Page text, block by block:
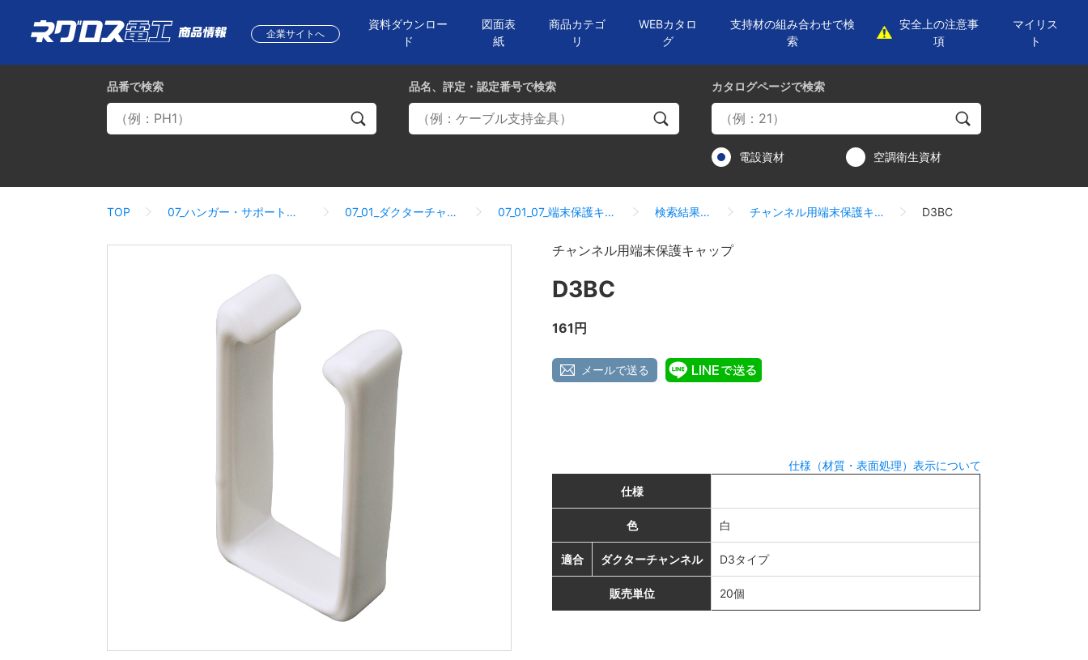
企業サイトへ
資料ダウンロー
ド
図面表
紙
商品カテゴ
リ
WEBカタロ
グ
支持材の組み合わせで検
索
安全上の注意事
項
マイリス
ト
品番で検索 カタログページで検索
電設資材 空調衛生資材
品名、評定・認定番号で検索
TOP 07_ハンガー・サポートシステム 07_01_ダクターチャンネル 07_01_07_端末保護キャップ 検索結果一覧 チャンネル用端末保護キャップ D3BC
チャンネル用端末保護キャップ
D3BC
161円
メールで送る
仕様（材質・表面処理）表示について
仕様
色 白
適合 ダクターチャンネル D3タイプ
販売単位 20個